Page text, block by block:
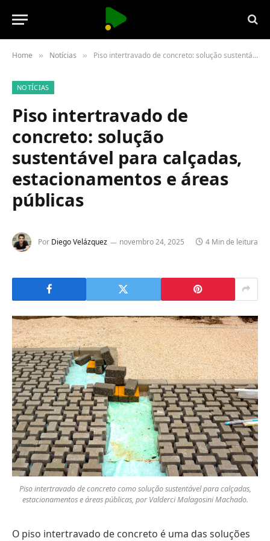
Home » Notícias » Piso intertravado de concreto: solução sustentável para calçadas, estacionamentos e áreas públicas
NOTÍCIAS
Piso intertravado de
concreto: solução
sustentável para calçadas,
estacionamentos e áreas
públicas
Por Diego Velázquez novembro 24, 2025 4 Min de leitura
Piso intertravado de concreto como solução sustentável para calçadas,
estacionamentos e áreas públicas, por Valderci Malagosini Machado.
O piso intertravado de concreto é uma das soluções